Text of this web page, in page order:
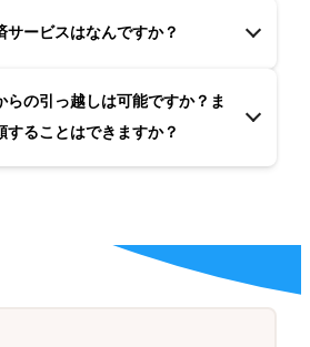
サービスはなんですか？
らの引っ越しは可能ですか？ま
することはできますか？